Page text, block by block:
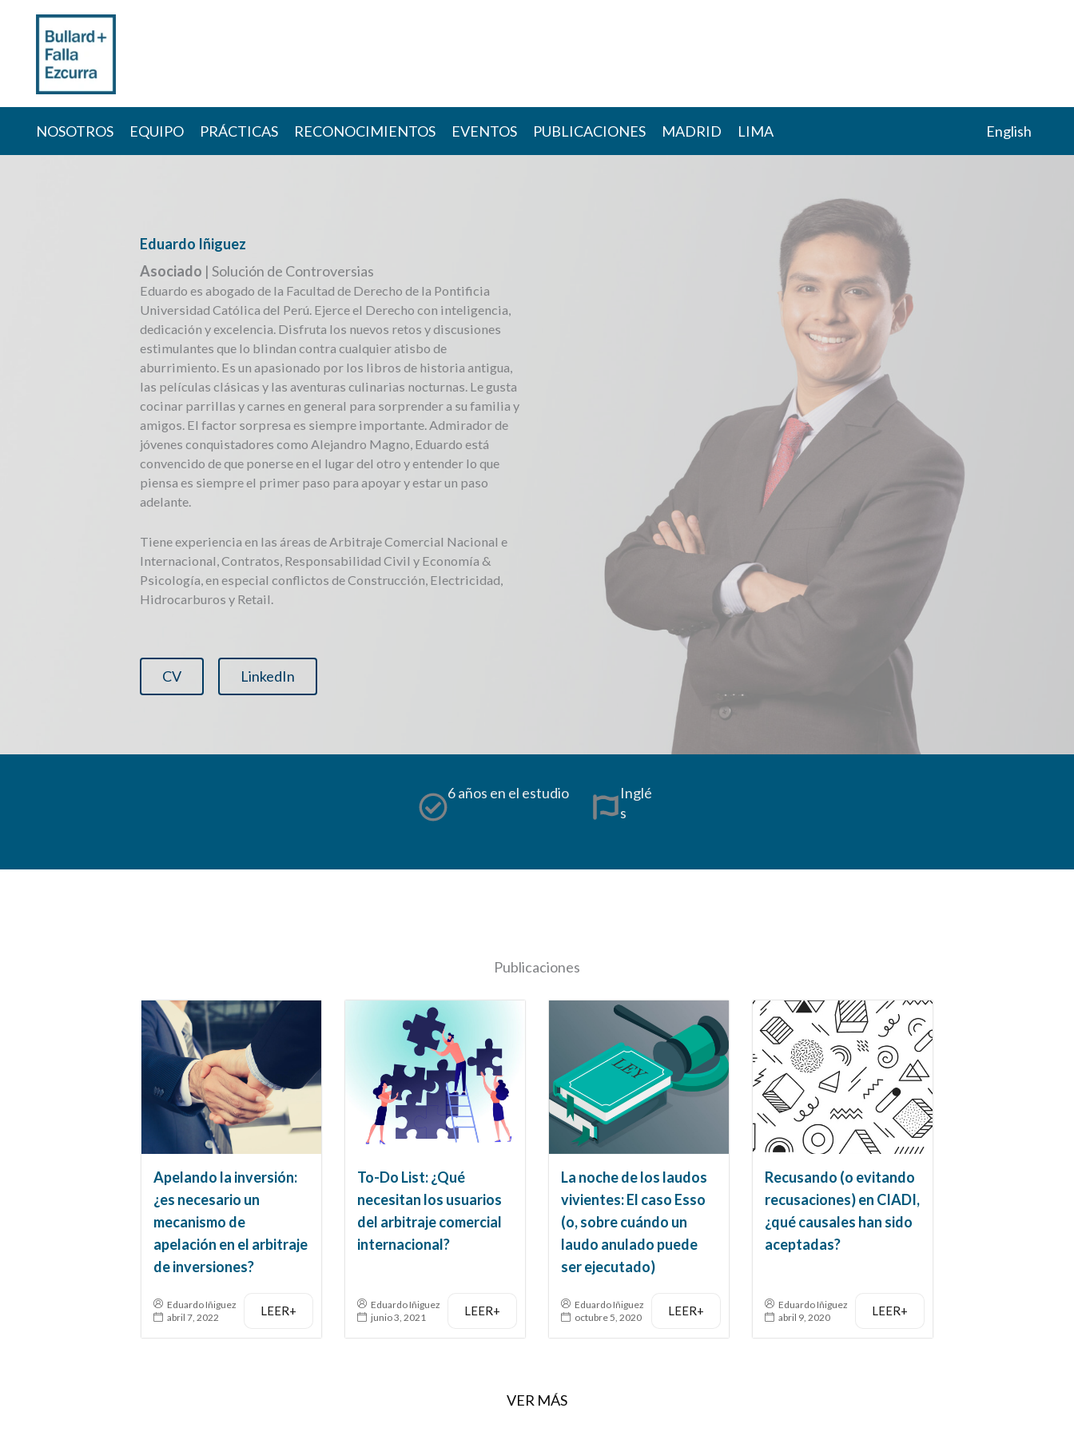
content
NOSOTROS EQUIPO PRÁCTICAS RECONOCIMIENTOS EVENTOS PUBLICACIONES MADRID LIMA English
Eduardo Iñiguez
Asociado | Solución de Controversias
Eduardo es abogado de la Facultad de Derecho de la Pontificia
Universidad Católica del Perú. Ejerce el Derecho con inteligencia,
dedicación y excelencia. Disfruta los nuevos retos y discusiones
estimulantes que lo blindan contra cualquier atisbo de
aburrimiento. Es un apasionado por los libros de historia antigua,
las películas clásicas y las aventuras culinarias nocturnas. Le gusta
cocinar parrillas y carnes en general para sorprender a su familia y
amigos. El factor sorpresa es siempre importante. Admirador de
jóvenes conquistadores como Alejandro Magno, Eduardo está
convencido de que ponerse en el lugar del otro y entender lo que
piensa es siempre el primer paso para apoyar y estar un paso
adelante.
Tiene experiencia en las áreas de Arbitraje Comercial Nacional e
Internacional, Contratos, Responsabilidad Civil y Economía &
Psicología, en especial conflictos de Construcción, Electricidad,
Hidrocarburos y Retail.
CV LinkedIn
6 años en el estudio
Inglé
s
Publicaciones
Apelando la inversión:
¿es necesario un
mecanismo de
apelación en el arbitraje
de inversiones?
Eduardo Iñiguez
abril 7, 2022
LEER+
To-Do List: ¿Qué
necesitan los usuarios
del arbitraje comercial
internacional?
Eduardo Iñiguez
junio 3, 2021
LEER+
La noche de los laudos
vivientes: El caso Esso
(o, sobre cuándo un
laudo anulado puede
ser ejecutado)
Eduardo Iñiguez
octubre 5, 2020
LEER+
Recusando (o evitando
recusaciones) en CIADI,
¿qué causales han sido
aceptadas?
Eduardo Iñiguez
abril 9, 2020
LEER+
VER MÁS